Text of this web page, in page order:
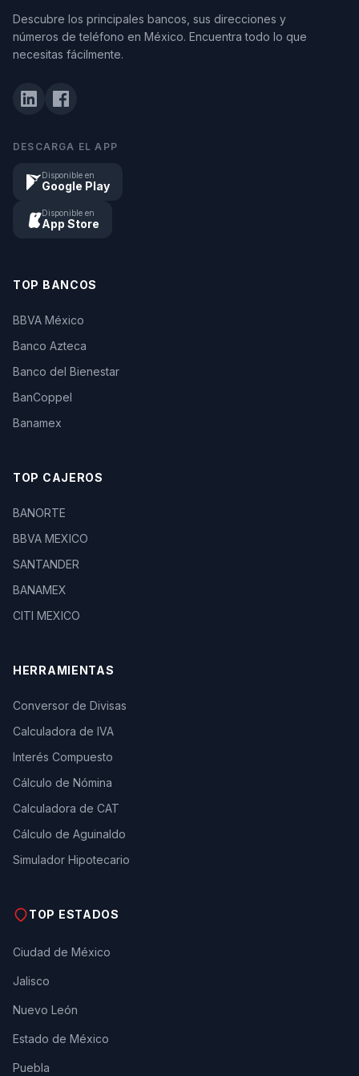
Descubre los principales bancos, sus direcciones y
números de teléfono en México. Encuentra todo lo que
necesitas fácilmente.
DESCARGA EL APP
Disponible en
Google Play
Disponible en
App Store
TOP BANCOS
BBVA México
Banco Azteca
Banco del Bienestar
BanCoppel
Banamex
TOP CAJEROS
BANORTE
BBVA MEXICO
SANTANDER
BANAMEX
CITI MEXICO
HERRAMIENTAS
Conversor de Divisas
Calculadora de IVA
Interés Compuesto
Cálculo de Nómina
Calculadora de CAT
Cálculo de Aguinaldo
Simulador Hipotecario
TOP ESTADOS
Ciudad de México
Jalisco
Nuevo León
Estado de México
Puebla